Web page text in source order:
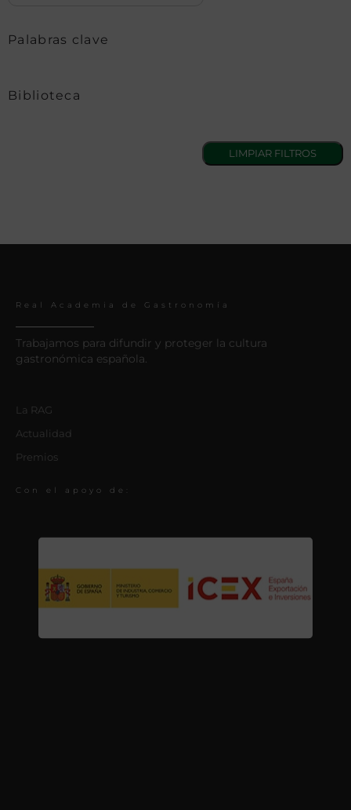
Palabras clave
Biblioteca
Real Academia de Gastronomía
Trabajamos para difundir y proteger la cultura
gastronómica española.
La RAG
Actualidad
Premios
Con el apoyo de: